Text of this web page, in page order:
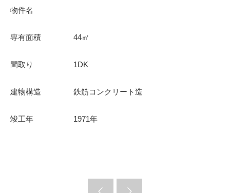
物件名
専有面積 44㎡
間取り 1DK
建物構造 鉄筋コンクリート造
竣工年 1971年